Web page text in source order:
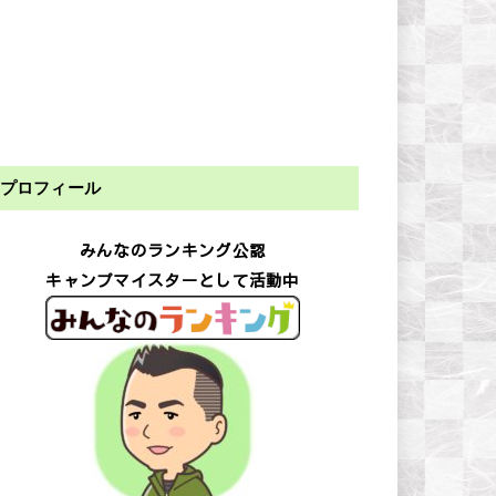
プロフィール
みんなのランキング公認
キャンプマイスターとして活動中